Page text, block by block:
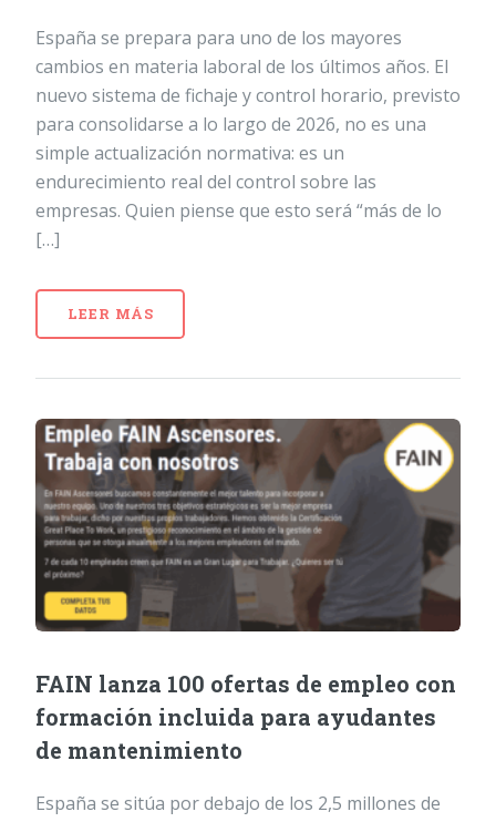
España se prepara para uno de los mayores
cambios en materia laboral de los últimos años. El
nuevo sistema de fichaje y control horario, previsto
para consolidarse a lo largo de 2026, no es una
simple actualización normativa: es un
endurecimiento real del control sobre las
empresas. Quien piense que esto será “más de lo
[…]
LEER MÁS
FAIN lanza 100 ofertas de empleo con
formación incluida para ayudantes
de mantenimiento
España se sitúa por debajo de los 2,5 millones de